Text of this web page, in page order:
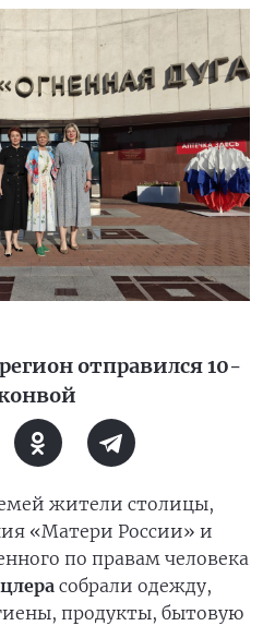
отправился 10-
жители столицы,
«Матери России» и
по правам человека
собрали одежду,
продукты, бытовую